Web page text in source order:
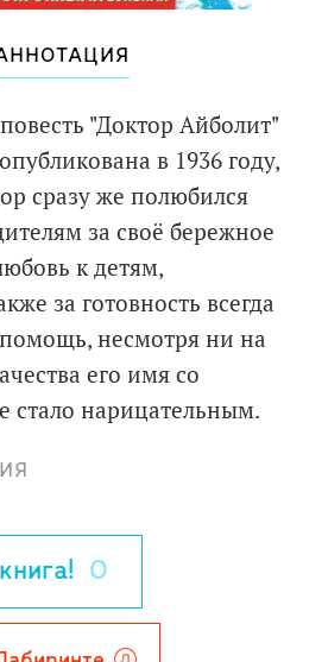
"Доктор Айболит"
в 1936 году,
сразу же полюбился
за своё бережное
к детям,
за готовность всегда
несмотря ни на
его имя со
стало нарицательным.
Чуковский - один из
СССР и России, его
"Муха-Цокотуха",
горе" и многие-
0